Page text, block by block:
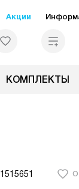
Акции
КОМПЛЕКТЫ
1515651